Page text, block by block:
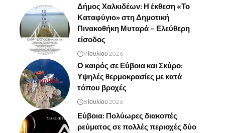
Δήμος Χαλκιδέων: Η έκθεση «Το
Καταφύγιο» στη Δημοτική
Πινακοθήκη Μυταρά – Ελεύθερη
είσοδος
9 Ιουλίου 2026
Ο καιρός σε Εύβοια και Σκύρο:
Υψηλές θερμοκρασίες με κατά
τόπου βροχές
8 Ιουλίου 2026
Εύβοια: Πολύωρες διακοπές
ρεύματος σε πολλές περιοχές δύο